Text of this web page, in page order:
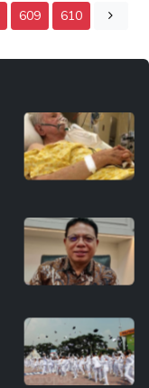
609 610